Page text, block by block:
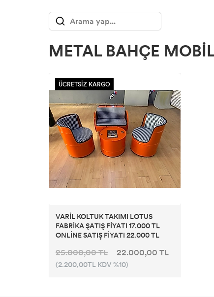
METAL BAHÇE
ÜCRETSİZ KARGO
VARİL KOLTUK TAKIMI LOTUS
FABRİKA ŞATIŞ FİYATI 17.000 TL
ONLİNE SATIŞ FİYATI 22.000 TL
25.000,00 TL 22.000,00 TL
(2.200,00TL KDV %10)